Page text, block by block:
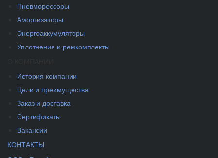
Пневморессоры
Амортизаторы
Энергоаккумуляторы
Уплотнения и ремкомплекты
История компании
Цели и преимущества
Заказ и доставка
Сертификаты
Вакансии
КОНТАКТЫ